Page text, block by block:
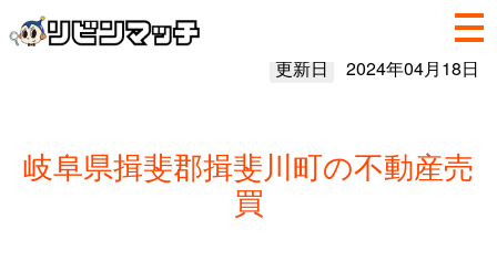
更新日 2024年04月18日
岐阜県揖斐郡揖斐川町の不動産売
買